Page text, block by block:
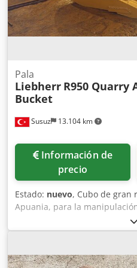
Susuz 13.104 km
Pala
Liebherr R950 Quarry
Bucket
Información de
precio
Estado: nuevo, Cubo de gran
Apuania, para la
para canteras Apuania de
especialmente para las
mármol, manipulación de
bloques y aplicaciones de